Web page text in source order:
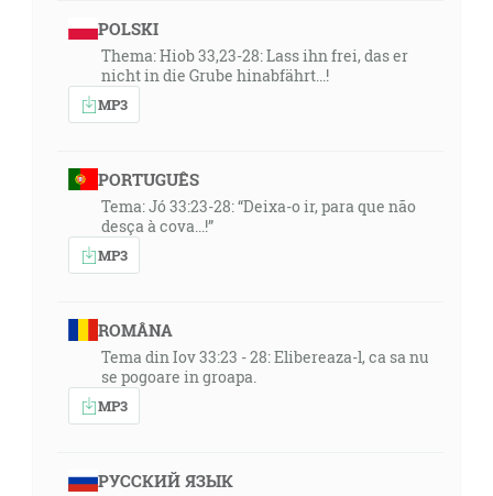
POLSKI
Thema: Hiob 33,23-28: Lass ihn frei, das er
nicht in die Grube hinabfährt...!
MP3
PORTUGUÊS
Tema: Jó 33:23-28: “Deixa-o ir, para que não
desça à cova...!”
MP3
ROMÂNA
Tema din Iov 33:23 - 28: Elibereaza-l, ca sa nu
se pogoare in groapa.
MP3
РУССКИЙ ЯЗЫК